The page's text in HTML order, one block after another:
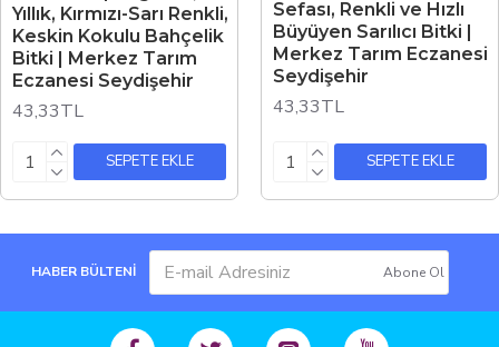
Yıllık, Kırmızı-Sarı Renkli,
Keskin Kokulu Bahçelik
Bitki | Merkez Tarım
Eczanesi Seydişehir
43,33TL
SEPETE EKLE
Sefası, Renkli ve Hızlı
Büyüyen Sarılıcı Bitki |
Merkez Tarım Eczanesi
Seydişehir
43,33TL
SEPETE EKLE
HABER BÜLTENİ Abone Ol